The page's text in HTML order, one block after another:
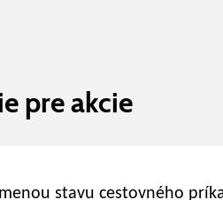
pre akcie
stavu cestovného